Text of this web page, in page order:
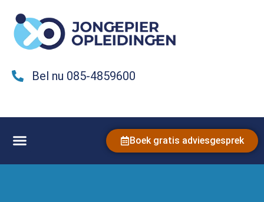
Bel nu 085-4859600
Boek gratis adviesgesprek